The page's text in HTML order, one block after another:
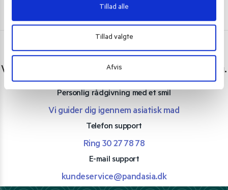
Tillad alle
Tillad valgte
Afvis
Har du spørgsmål eller brug for hjælp?
Vi er lige her. Kundeservice sidder klar til at hjælpe dig.
Personlig rådgivning med et smil
Vi guider dig igennem asiatisk mad
Telefon support
Ring 30 27 78 78
E-mail support
kundeservice@pandasia.dk